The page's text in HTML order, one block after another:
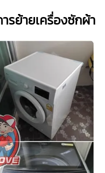
รย้ายเครื่องซักผ้า